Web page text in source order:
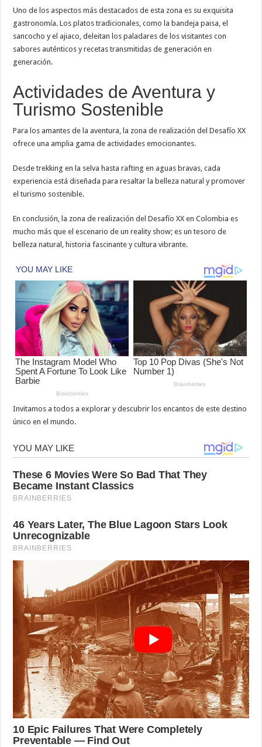
Uno de los aspectos más destacados de esta zona es su exquisita
gastronomía. Los platos tradicionales, como la bandeja paisa, el
sancocho y el ajiaco, deleitan los paladares de los visitantes con
sabores auténticos y recetas transmitidas de generación en
generación.
Actividades de Aventura y
Turismo Sostenible
Para los amantes de la aventura, la zona de realización del Desafío XX
ofrece una amplia gama de actividades emocionantes.
Desde trekking en la selva hasta rafting en aguas bravas, cada
experiencia está diseñada para resaltar la belleza natural y promover
el turismo sostenible.
En conclusión, la zona de realización del Desafío XX en Colombia es
mucho más que el escenario de un reality show; es un tesoro de
belleza natural, historia fascinante y cultura vibrante.
Invitamos a todos a explorar y descubrir los encantos de este destino
único en el mundo.